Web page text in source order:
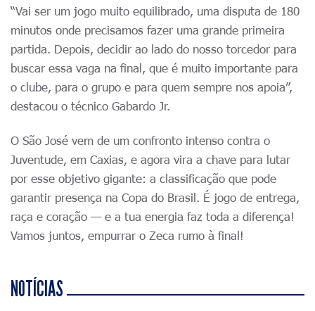
“Vai ser um jogo muito equilibrado, uma disputa de 180
minutos onde precisamos fazer uma grande primeira
partida. Depois, decidir ao lado do nosso torcedor para
buscar essa vaga na final, que é muito importante para
o clube, para o grupo e para quem sempre nos apoia”,
destacou o técnico Gabardo Jr.
O São José vem de um confronto intenso contra o
Juventude, em Caxias, e agora vira a chave para lutar
por esse objetivo gigante: a classificação que pode
garantir presença na Copa do Brasil. É jogo de entrega,
raça e coração — e a tua energia faz toda a diferença!
Vamos juntos, empurrar o Zeca rumo à final!
NOTÍCIAS